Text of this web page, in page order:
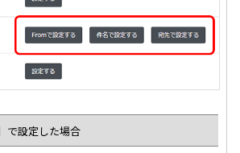
で設定した場合